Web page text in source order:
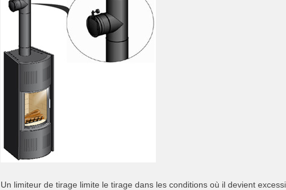
Un limiteur de tirage limite le tirage dans les conditions où il devient